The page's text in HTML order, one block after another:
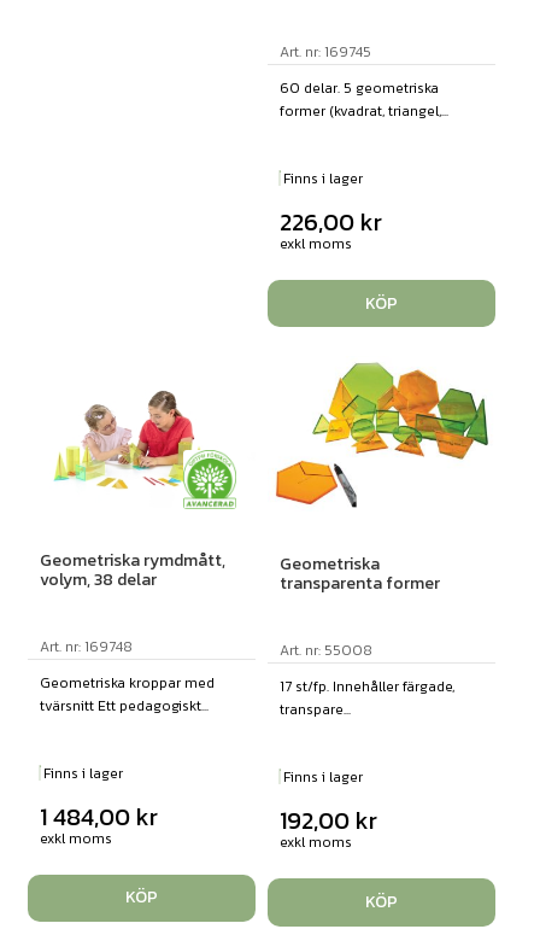
Art. nr: 169745
60 delar. 5 geometriska
former (kvadrat, triangel,...
Finns i lager
226,00 kr
exkl moms
KÖP
Geometriska rymdmått,
volym, 38 delar
Art. nr: 169748
Geometriska kroppar med
tvärsnitt Ett pedagogiskt...
Finns i lager
1 484,00 kr
exkl moms
KÖP
Geometriska
transparenta former
Art. nr: 55008
17 st/fp. Innehåller färgade,
transpare...
Finns i lager
192,00 kr
exkl moms
KÖP